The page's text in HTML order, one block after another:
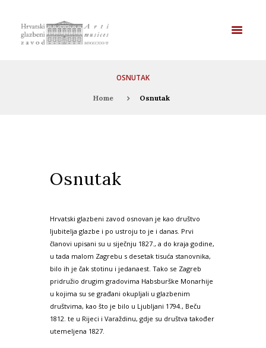
OSNUTAK
Home Osnutak
Osnutak
Hrvatski glazbeni zavod osnovan je kao društvo
ljubitelja glazbe i po ustroju to je i danas. Prvi
članovi upisani su u siječnju 1827., a do kraja godine,
u tada malom Zagrebu s desetak tisuća stanovnika,
bilo ih je čak stotinu i jedanaest. Tako se Zagreb
pridružio drugim gradovima Habsburške Monarhije
u kojima su se građani okupljali u glazbenim
društvima, kao što je bilo u Ljubljani 1794., Beču
1812. te u Rijeci i Varaždinu, gdje su društva također
utemeljena 1827.